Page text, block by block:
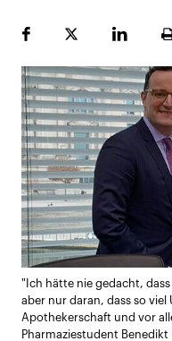
FacebookPlattformLinekdIn
"Ich hätte nie gedacht, dass
aber nur daran, dass so
Apothekerschaft und vor
Pharmaziestudent Benedikt